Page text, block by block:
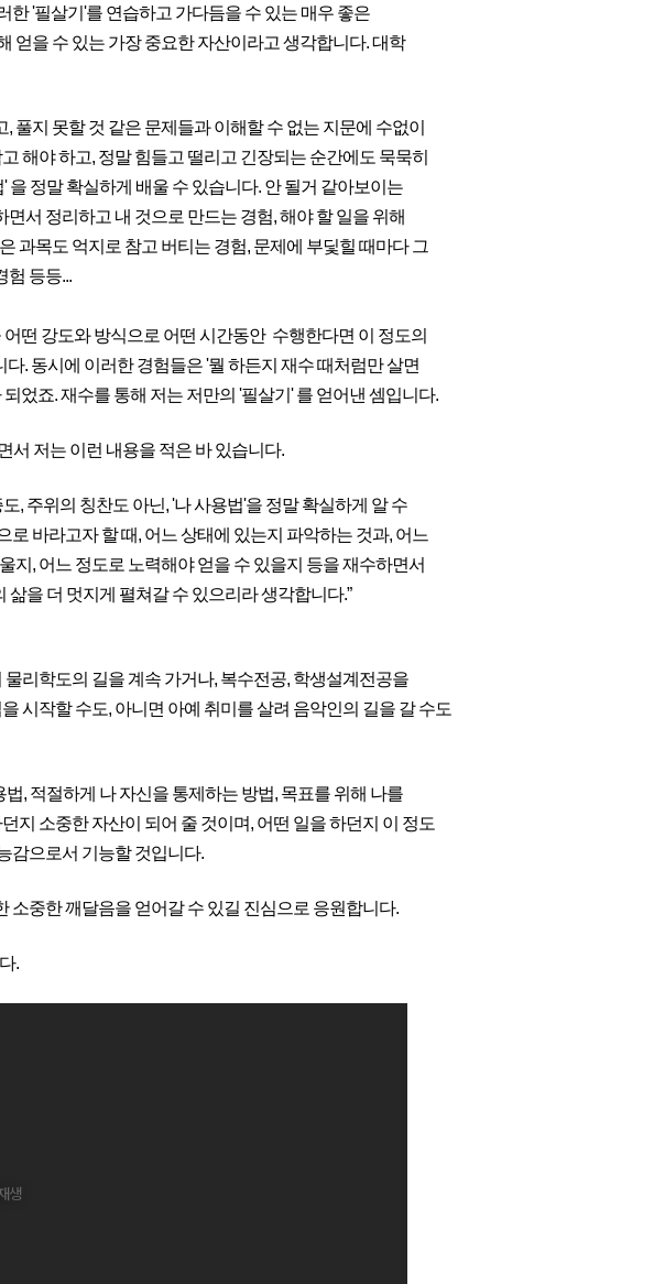
'필살기'를 연습하고 가다듬을 수 있는 매우 좋은
얻을 수 있는 가장 중요한 자산이라고 생각합니다. 대학
지 못할 것 같은 문제들과 이해할 수 없는 지문에 수없이
해야 하고, 정말 힘들고 떨리고 긴장되는 순간에도 묵묵히
정말 확실하게 배울 수 있습니다. 안 될거 같아보이는
서 정리하고 내 것으로 만드는 경험, 해야 할 일을 위해
과목도 억지로 참고 버티는 경험, 문제에 부딫힐 때마다 그
험 등등...
떤 강도와 방식으로 어떤 시간동안 수행한다면 이 정도의
. 동시에 이러한 경험들은 '뭘 하든지 재수 때처럼만 살면
었죠. 재수를 통해 저는 저만의 '필살기' 를 얻어낸 셈입니다.
서 저는 이런 내용을 적은 바 있습니다.
, 주위의 칭찬도 아닌, '나 사용법'을 정말 확실하게 알 수
바라고자 할 때, 어느 상태에 있는지 파악하는 것과, 어느
지, 어느 정도로 노력해야 얻을 수 있을지 등을 재수하면서
을 더 멋지게 펼쳐갈 수 있으리라 생각합니다.”
리학도의 길을 계속 가거나, 복수전공, 학생설계전공을
시작할 수도, 아니면 아예 취미를 살려 음악인의 길을 갈 수도
, 적절하게 나 자신을 통제하는 방법, 목표를 위해 나를
지 소중한 자산이 되어 줄 것이며, 어떤 일을 하던지 이 정도
감으로서 기능할 것입니다.
중한 깨달음을 얻어갈 수 있길 진심으로 응원합니다.
.